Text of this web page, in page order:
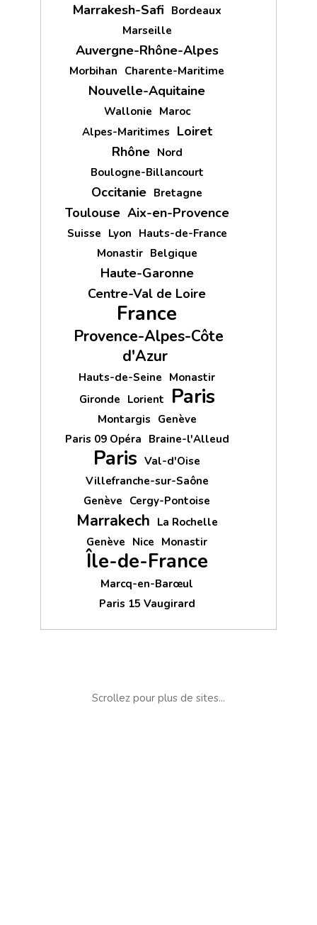
Marrakesh-Safi Bordeaux
Marseille
Auvergne-Rhône-Alpes
Morbihan Charente-Maritime
Nouvelle-Aquitaine
Wallonie Maroc
Alpes-Maritimes Loiret
Rhône Nord
Boulogne-Billancourt
Occitanie Bretagne
Toulouse Aix-en-Provence
Suisse Lyon Hauts-de-France
Monastir Belgique
Haute-Garonne
Centre-Val de Loire
France
Provence-Alpes-Côte
d'Azur
Hauts-de-Seine Monastir
Gironde Lorient Paris
Montargis Genève
Paris 09 Opéra Braine-l'Alleud
Paris Val-d'Oise
Villefranche-sur-Saône
Genève Cergy-Pontoise
Marrakech La Rochelle
Genève Nice Monastir
Île-de-France
Marcq-en-Barœul
Paris 15 Vaugirard
Scrollez pour plus de sites...